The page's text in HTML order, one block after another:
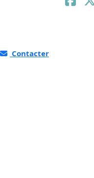
Contacter